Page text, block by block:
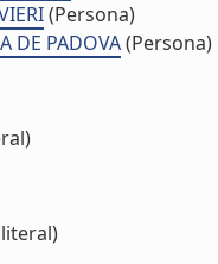
(Persona)
DE PADOVA(Persona)